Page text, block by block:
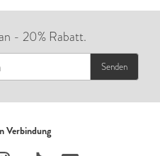
- 20% Rabatt.
Senden
Verbindung